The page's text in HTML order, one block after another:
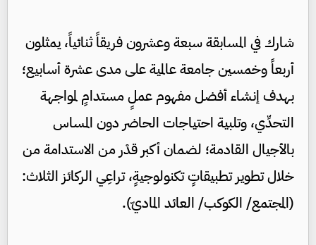
شارك في المسابقة سبعة وعشرون فريقاً ثنائياً، يمثلون
أربعاً وخمسين جامعة عالمية على مدى عشرة أسابيع؛
بهدف إنشاء أفضل مفهوم عملٍ مستدامٍ لمواجهة
التحدِّي، وتلبية احتياجات الحاضر دون المساس
بالأجيال القادمة؛ لضمان أكبر قدْر من الاستدامة من
خلال تطوير تطبيقاتٍ تكنولوجيةٍ، تراعِي الركائز الثلاث:
(المجتمع/ الكوكب/ العائد الماديّ).